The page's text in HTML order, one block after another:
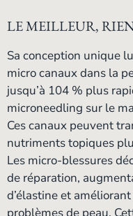
LE MEILLEUR,
Sa conception unique
micro canaux dans la
jusqu’à 104 % plus
microneedling sur le
Ces canaux peuvent
nutriments topiques
Les micro-blessures
de réparation,
d’élastine et